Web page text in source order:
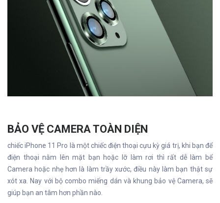
BẢO VỆ CAMERA TOÀN DIỆN
chiếc iPhone 11 Pro là một chiếc điện thoại cựu kỳ giá trị, khi bạn để
điện thoại nằm lên mặt bạn hoặc lỡ làm rơi thì rất dễ làm bể
Camera hoặc nhẹ hơn là làm trầy xước, điều này làm bạn thật sự
xót xa. Nay với bộ combo miếng dán và khung bảo vệ Camera, sẽ
giúp bạn an tâm hơn phần nào.